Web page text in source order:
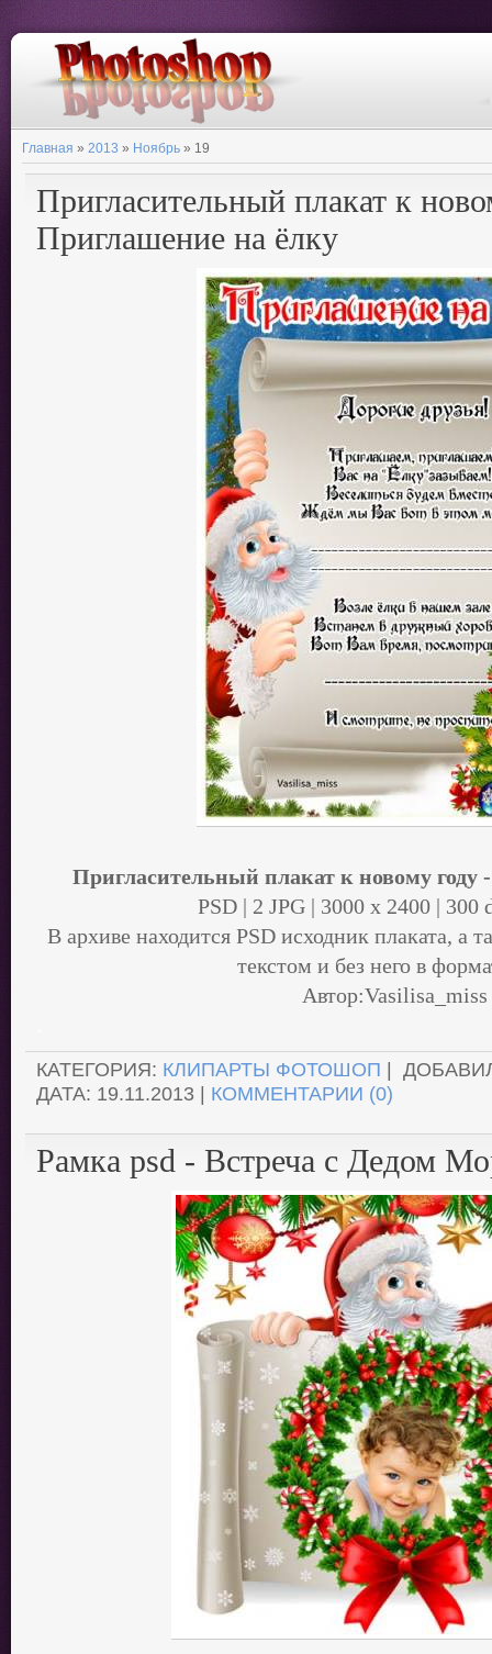
Главная » 2013 » Ноябрь » 19
Пригласительный плакат к
Приглашение на ёлку
Пригласительный плакат к новому году
PSD | 2 JPG | 3000 х 2400 | 300
В архиве находится PSD исходник плаката, а
текстом и без него в
Автор:Vasilisa_miss
КАТЕГОРИЯ: КЛИПАРТЫ ФОТОШОП |
ДАТА: 19.11.2013 | КОММЕНТАРИИ (0)
Рамка psd - Встреча с Дедом